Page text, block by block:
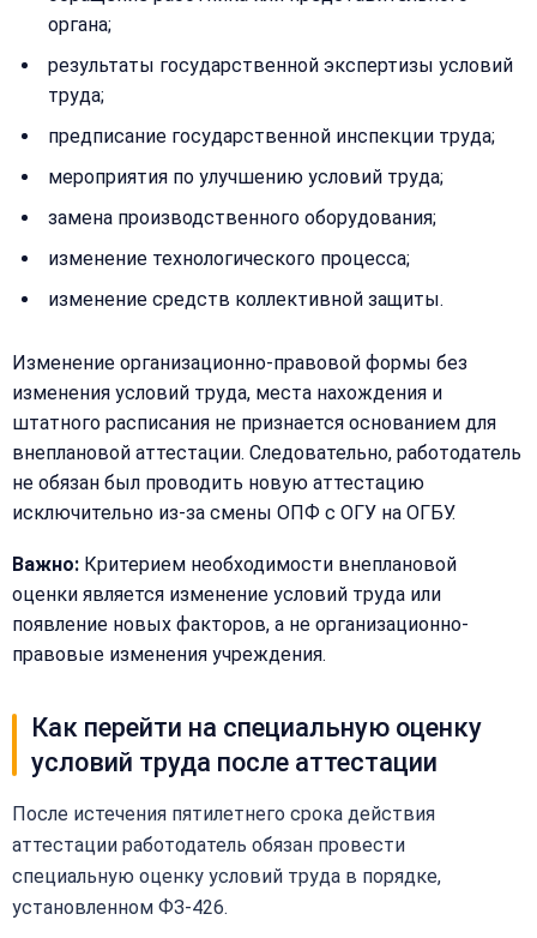
меню
органа;
результаты государственной экспертизы условий
труда;
предписание государственной инспекции труда;
мероприятия по улучшению условий труда;
замена производственного оборудования;
изменение технологического процесса;
изменение средств коллективной защиты.
Изменение организационно-правовой формы без
изменения условий труда, места нахождения и
штатного расписания не признается основанием для
внеплановой аттестации. Следовательно, работодатель
не обязан был проводить новую аттестацию
исключительно из-за смены ОПФ с ОГУ на ОГБУ.
Важно: Критерием необходимости внеплановой
оценки является изменение условий труда или
появление новых факторов, а не организационно-
правовые изменения учреждения.
Как перейти на специальную оценку
условий труда после аттестации
После истечения пятилетнего срока действия
аттестации работодатель обязан провести
специальную оценку условий труда в порядке,
установленном ФЗ-426.
нам
Сообщение:
Согласен на
обработку
персональных
Получить расчёт
Бесплатная
консультация
Оставьте
и
телефон
перезвоним
рассчитаем
Имя:
Телефон:
+
Добавить
комментарий
Согласен на
Обычно
отвечаем
15 минут
Получить расчёт